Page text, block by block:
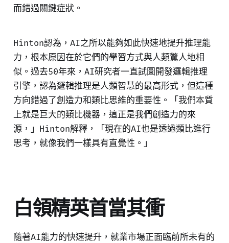
而錯過關鍵症狀。
Hinton認為，AI之所以能夠如此快速地提升推理能
力，根本原因在於它們的學習方式與人類驚人地相
似。過去50年來，AI研究者一直試圖開發邏輯推理
引擎，認為邏輯推理是人類智慧的最高形式，但這種
方向錯過了創造力和類比思維的重要性。「我們本質
上就是巨大的類比機器，這正是我們創造力的來
源，」Hinton解釋，「現在的AI也是透過類比進行
思考，就像我們一樣具有直覺性。」
白領精英首當其衝
隨著AI能力的快速提升，就業市場正面臨前所未有的